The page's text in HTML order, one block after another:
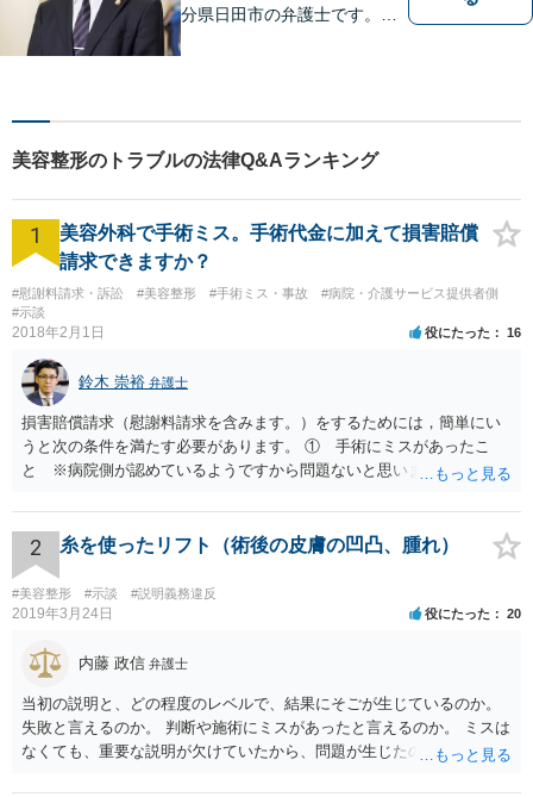
分県日田市の弁護士です。離
美容整形のトラブルの法律Q&Aランキング
1
美容外科で手術ミス。手術代金に加えて損害賠償
請求できますか？
#慰謝料請求・訴訟 #美容整形 #手術ミス・事故
#病院・介護サービス提供者側
#示談
2018年2月1日 役にたった 16
鈴木 崇裕 弁護士
損害賠償請求（慰謝料請求を含みます。）をするためには，簡単にい
うと次の条件を満たす必要があります。 ① 手術にミスがあったこ
と ※病院側が認めているようですから問題ないと思います。 ② 手
術のミスの「せいで」マスクが外せなくなったこと ④ 仕事を休まな
ければならなくなった「せいで」休業損害が発生したこと ⑤ マスク
を外せなくなった「せいで」経済的に評価できる精神的な損害が発生
したこと 「せいで」と強調した点が，内藤先生のご指摘なさる「相当
因果関係」です。 手術のミスと関係のないことまでは責任追及ができ
しく悪くなってしまったとか， 手術のミスの結果，入院期間が延びて
しまったとかいう事情があれば， 追加請求が可能な余地があります。
ただし，手術代の返金に応じた際に「これ以上金銭の請求はしませ
ん」という趣旨の合意をしてしまっていると， 上記の請求は，基本的
には困難となります。
2 糸を使ったリフト（術後の皮膚の凹凸、腫れ）
#美容整形 #示談 #説明義務違反
2019年3月24日 役にたった 20
内藤 政信 弁護士
当初の説明と、どの程度のレベルで、結果にそごが生じているのか。
失敗と言えるのか。 判断や施術にミスがあったと言えるのか。 ミスは
なくても、重要な説明が欠けていたから、問題が生じたのか。 美容整